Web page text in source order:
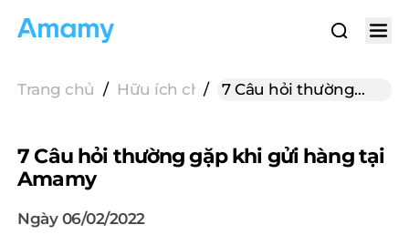
Trang chủ / Hữu ích cho gửi hàng
/
7 Câu hỏi thường
7 Câu hỏi thường gặp khi gửi hàng tại
Amamy
Ngày 06/02/2022